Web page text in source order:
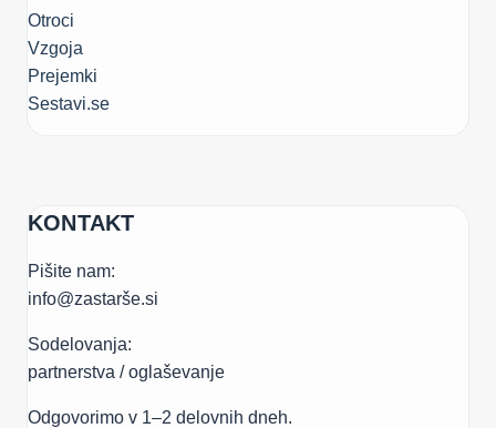
Otroci
Vzgoja
Prejemki
Sestavi.se
KONTAKT
Pišite nam:
info@zastarše.si
Sodelovanja:
partnerstva / oglaševanje
Odgovorimo v 1–2 delovnih dneh.